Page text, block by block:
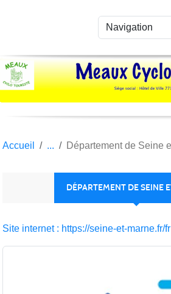
Accueil Département de Seine
DÉPARTEMENT DE SEINE
Site internet : https://seine-et-marne.fr/fr